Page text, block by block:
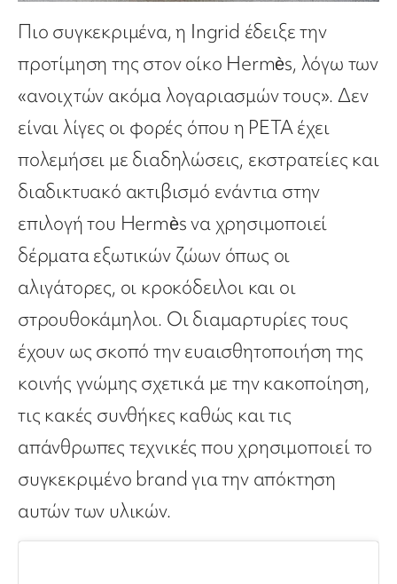
Πιο συγκεκριμένα, η Ingrid έδειξε την
προτίμηση της στον οίκο Hermès, λόγω των
«ανοιχτών ακόμα λογαριασμών τους». Δεν
είναι λίγες οι φορές όπου η PETA έχει
πολεμήσει με διαδηλώσεις, εκστρατείες και
διαδικτυακό ακτιβισμό ενάντια στην
επιλογή του Hermès να χρησιμοποιεί
δέρματα εξωτικών ζώων όπως οι
αλιγάτορες, οι κροκόδειλοι και οι
στρουθοκάμηλοι. Οι διαμαρτυρίες τους
έχουν ως σκοπό την ευαισθητοποιήση της
κοινής γνώμης σχετικά με την κακοποίηση,
τις κακές συνθήκες καθώς και τις
απάνθρωπες τεχνικές που χρησιμοποιεί το
συγκεκριμένο brand για την απόκτηση
αυτών των υλικών.